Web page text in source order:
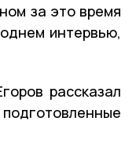
за это время
интервью,
рассказал